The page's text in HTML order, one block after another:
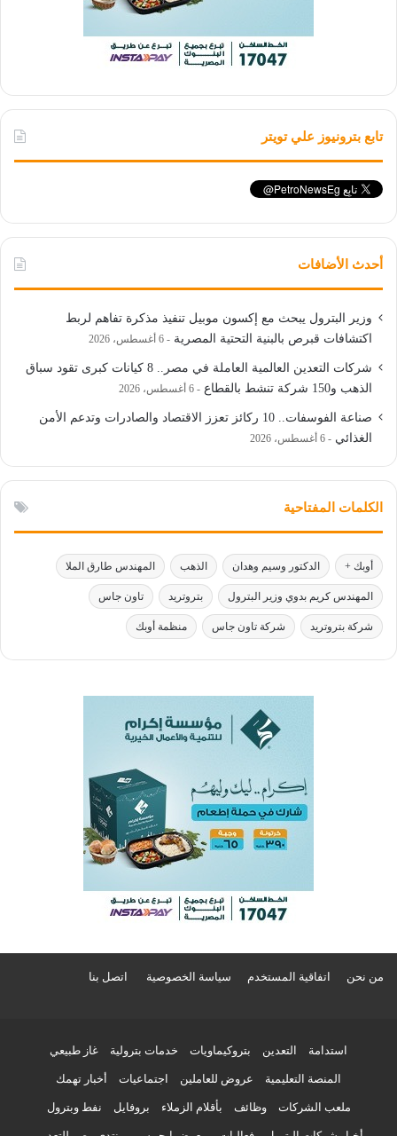
تابع بترونيوز علي تويتر
أحدث الأضافات
وزير البترول يبحث مع إكسون موبيل تنفيذ مذكرة تفاهم لربط
اكتشافات قبرص بالبنية التحتية المصرية
6 أغسطس، 2026
شركات التعدين العالمية العاملة في مصر.. 8 كيانات كبرى تقود سباق
الذهب و150 شركة تنشط بالقطاع
6 أغسطس، 2026
صناعة الفوسفات.. 10 ركائز تعزز الاقتصاد والصادرات وتدعم الأمن
الغذائي
6 أغسطس، 2026
الكلمات المفتاحية
أوبك + الدكتور وسيم وهدان الذهب المهندس طارق الملا
المهندس كريم بدوي وزير البترول بتروتريد تاون جاس
شركة بتروتريد شركة تاون جاس منظمة أوبك
من نحن اتفاقية المستخدم سياسة الخصوصية اتصل بنا
استدامة التعدين بتروكيماويات خدمات بترولية غاز طبيعي
المنصة التعليمية عروض للعاملين اجتماعيات أخبار تهمك
ملعب الشركات وظائف بأقلام الزملاء بروفايل نفط وبترول